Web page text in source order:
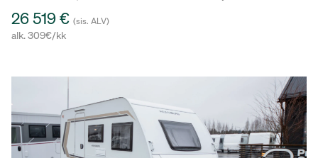
26 519 € (sis. ALV)
alk. 309€/kk